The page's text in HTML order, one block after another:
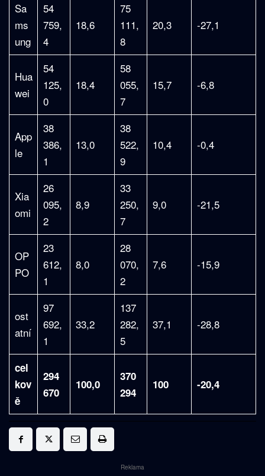
Sa
ms
ung
54
759,
4
18,6
75
111,
8
20,3 -27,1
Hua
wei
54
125,
0
18,4
58
055,
7
15,7 -6,8
App
le
38
386,
1
13,0
38
522,
9
10,4 -0,4
Xia
omi
26
095,
2
8,9
33
250,
7
9,0 -21,5
OP
PO
23
612,
1
8,0
28
070,
2
7,6 -15,9
ost
atní
97
692,
1
33,2
137
282,
5
37,1 -28,8
cel
kov
ě
294
670
100,0
370
294
100 -20,4
Reklama